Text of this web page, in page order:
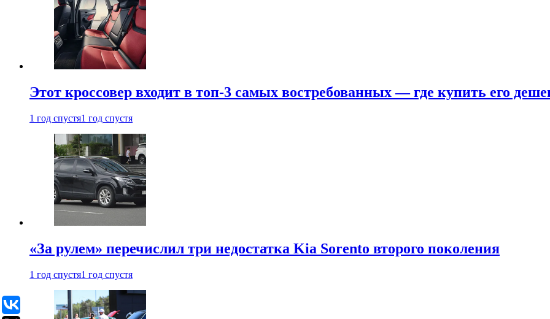
Этот кроссовер входит в топ-3 самых востребованных — где купить его
1 год спустя1 год спустя
«За рулем» перечислил три недостатка Kia Sorento второго поколения
1 год спустя1 год спустя